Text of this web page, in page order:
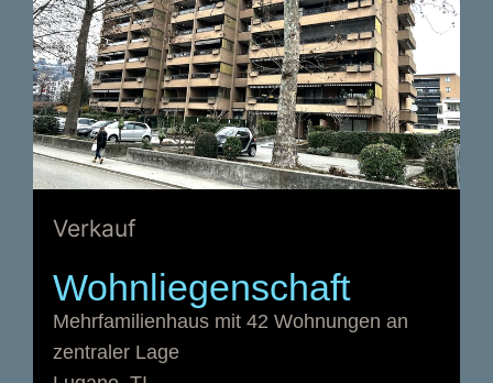
Verkauf
Wohnliegenschaft
Mehrfamilienhaus mit 42 Wohnungen an
zentraler Lage